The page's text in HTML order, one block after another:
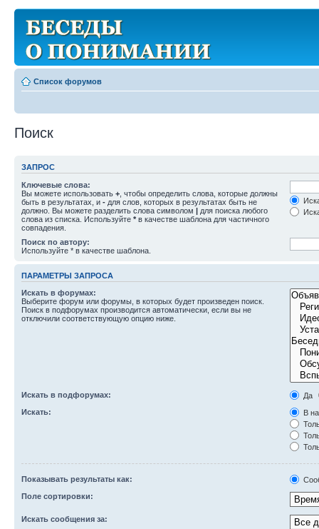
Список форумов
Поиск
ЗАПРОС
Ключевые слова:
Вы можете использовать + , чтобы определить слова, которые должны
быть в результатах, и - для слов, которых в результатах быть не
должно. Вы можете разделить слова символом | для поиска любого
слова из списка. Используйте * в качестве шаблона для частичного
совпадения.
Поиск по автору:
Используйте * в качестве шаблона.
ПАРАМЕТРЫ ЗАПРОСА
Искать в форумах:
Выберите форум или форумы, в которых будет произведен поиск.
Поиск в подфорумах производится автоматически, если вы не
отключили соответствующую опцию ниже.
Искать в подфорумах:
Да
Искать:
В
Показывать результаты как:
Поле сортировки:
Искать сообщения за: